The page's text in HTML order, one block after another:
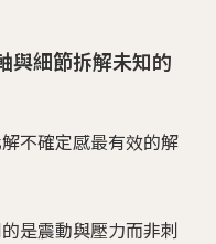
與細節拆解未知的
不確定感最有效的解
是震動與壓力而非刺